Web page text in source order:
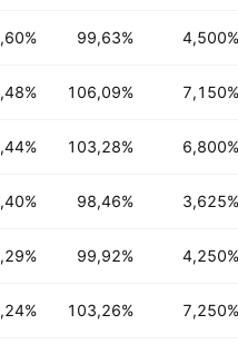
99,63% 4,500%
106,09% 7,150%
103,28% 6,800%
98,46% 3,625%
99,92% 4,250%
103,26% 7,250%